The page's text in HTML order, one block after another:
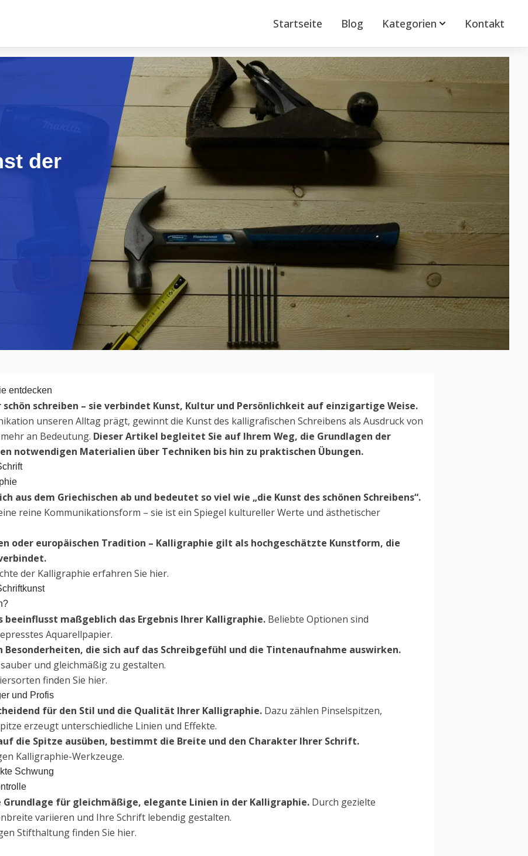
Startseite Blog Kategorien Kontakt
der
entdecken
schreiben – sie verbindet Kunst, Kultur und Persönlichkeit auf einzigartige Weise.
unseren Alltag prägt, gewinnt die Kunst des kalligrafischen Schreibens als Ausdruck von
an Bedeutung. Dieser Artikel begleitet Sie auf Ihrem Weg, die Grundlagen der
notwendigen Materialien über Techniken bis hin zu praktischen Übungen.
aus dem Griechischen ab und bedeutet so viel wie „die Kunst des schönen Schreibens“.
reine Kommunikationsform – sie ist ein Spiegel kultureller Werte und ästhetischer
oder europäischen Tradition – Kalligraphie gilt als hochgeschätzte Kunstform, die
der Kalligraphie erfahren Sie hier.
beeinflusst maßgeblich das Ergebnis Ihrer Kalligraphie. Beliebte Optionen sind
Aquarellpapier.
Besonderheiten, die sich auf das Schreibgefühl und die Tintenaufnahme auswirken.
und gleichmäßig zu gestalten.
finden Sie hier.
und Profis
für den Stil und die Qualität Ihrer Kalligraphie. Dazu zählen Pinselspitzen,
erzeugt unterschiedliche Linien und Effekte.
die Spitze ausüben, bestimmt die Breite und den Charakter Ihrer Schrift.
Kalligraphie-Werkzeuge.
Schwung
für gleichmäßige, elegante Linien in der Kalligraphie. Durch gezielte
variieren und Ihre Schrift lebendig gestalten.
Stifthaltung finden Sie hier.